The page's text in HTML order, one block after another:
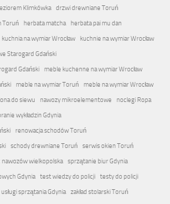
Klimkówka
drzwi drewniane Toruń
Toruń
herbata matcha
herbata pai mu dan
kuchnia na wymiar Wrocław
kuchnie na wymiar Wrocław
Starogard Gdański
Gdański
meble kuchenne na wymiar Wrocław
meble na wymiar Toruń
meble na wymiar Wrocław
do siewu nawozy mikroelementowe
noclegi Ropa
wykładzin Gdynia
renowacja schodów Toruń
schody drewniane Toruń
serwis okien Toruń
wielkopolska
sprzątanie biur Gdynia
Gdynia
test wiedzy do policji
testy do policji
usługi sprzątania Gdynia
zakład stolarski Toruń